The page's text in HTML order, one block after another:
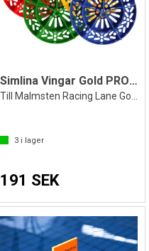
Simlina Vingar Gold PRO 150 mm
Till Malmsten Racing Lane Gold PRO
3i lager
191 SEK